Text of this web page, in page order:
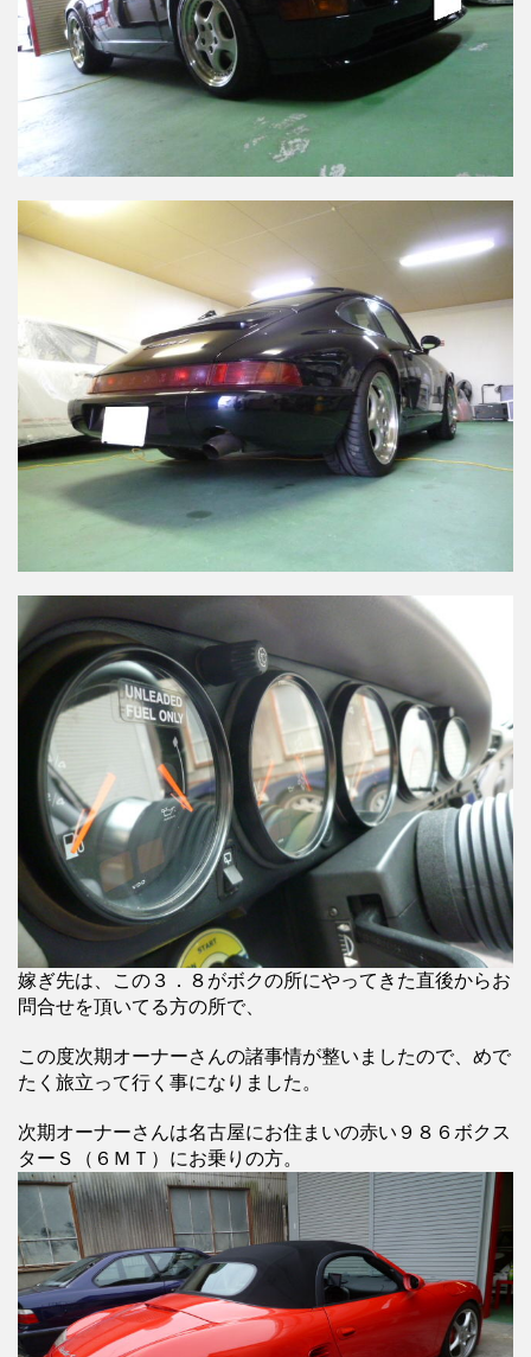
嫁ぎ先は、この３．８がボクの所にやってきた直後からお
問合せを頂いてる方の所で、
この度次期オーナーさんの諸事情が整いましたので、めで
たく旅立って行く事になりました。
次期オーナーさんは名古屋にお住まいの赤い９８６ボクス
ターＳ（６ＭＴ）にお乗りの方。